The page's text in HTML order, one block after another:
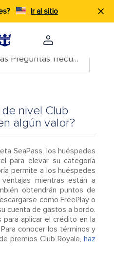
Ir al sitio
Busca en nuestras Preguntas frecuentes
nivel Club
algún valor?
SeaPass, los huéspedes
para elevar su categoría
permite a los huéspedes
mientras están a
obtendrán puntos de
como FreePlay o
cuenta de gastos a bordo.
para aplicar el crédito en la
conocer los términos y
premios Club Royale,haz